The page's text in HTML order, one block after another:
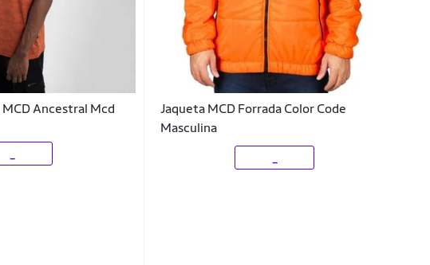
Ancestral Mcd
Jaqueta MCD Forrada Color Code
Masculina